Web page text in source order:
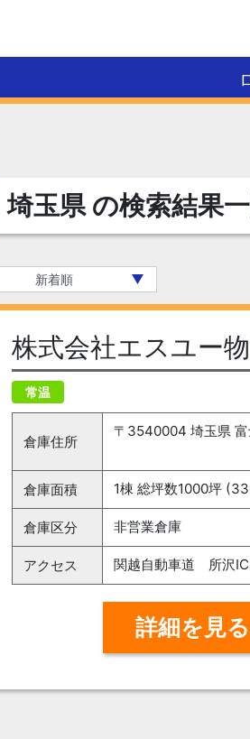
埼玉県 の検索結果
株式会社エスユー
常温
倉庫住所
倉庫面積
1棟 総坪数1000坪
倉庫区分 非営業倉庫
アクセス
詳細を見る